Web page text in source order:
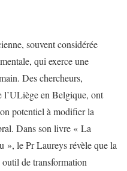
souvent considérée
qui exerce une
Des chercheurs,
l’ULiège en Belgique, ont
potentiel à modifier la
Dans son livre « La
», le Pr Laureys révèle que la
de transformation